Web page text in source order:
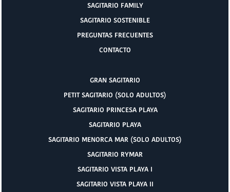
SAGITARIO FAMILY
SAGITARIO SOSTENIBLE
PREGUNTAS FRECUENTES
CONTACTO
GRAN SAGITARIO
PETIT SAGITARIO (SOLO ADULTOS)
SAGITARIO PRINCESA PLAYA
SAGITARIO PLAYA
SAGITARIO MENORCA MAR (SOLO ADULTOS)
SAGITARIO RYMAR
SAGITARIO VISTA PLAYA I
SAGITARIO VISTA PLAYA II